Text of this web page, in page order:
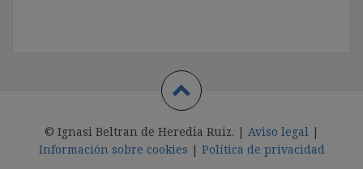
© Ignasi Beltran de Heredia Ruiz. | Aviso legal |
Información sobre cookies | Política de privacidad